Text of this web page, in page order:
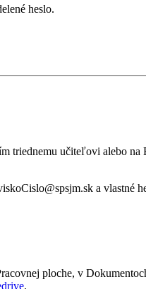
heslo.
učiteľovi alebo na
a vlastné
ploche, v
.